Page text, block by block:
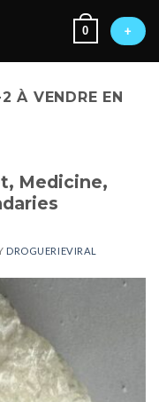
0 +
À VENDRE EN
Medicine,
DROGUERIEVIRAL